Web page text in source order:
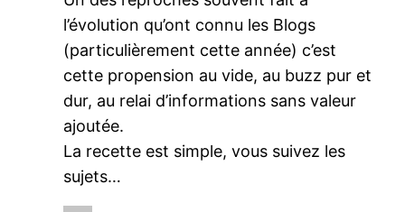
l’évolution qu’ont connu les Blogs
(particulièrement cette année) c’est
cette propension au vide, au buzz pur et
dur, au relai d’informations sans valeur
ajoutée.
La recette est simple, vous suivez les
sujets…